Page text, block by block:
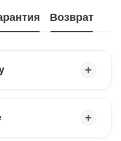
Возврат